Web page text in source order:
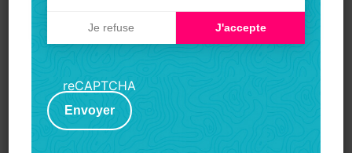
MarineLe 22 juin 2026
belle découverte, à refaire ! Merci à l'équipe pour le travail
de balisage.
Je refuse J'accepte
reCAPTCHA
Envoyer